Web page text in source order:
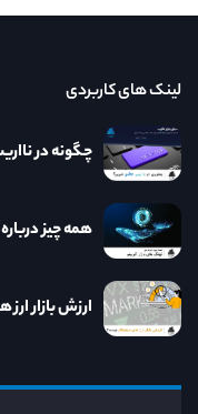
لینک های کاربردی
چگونه در
همه چیز
ارزش بازار